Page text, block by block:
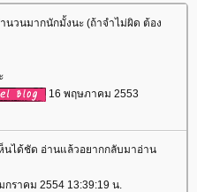
นวนมากนักมั้งนะ (ถ้าจำไม่ผิด ต้อง
16 พฤษภาคม 2553
นได้ชัด อ่านแล้วอยากกลับมาอ่าน
ราคม 2554 13:39:19 น.